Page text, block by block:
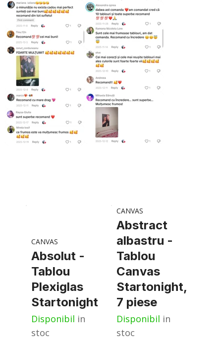
CANVAS
Absolut -
Tablou
Plexiglas
Startonight
Disponibil in
stoc
CANVAS
Abstract
albastru -
Tablou
Canvas
Startonight,
7 piese
Disponibil in
stoc